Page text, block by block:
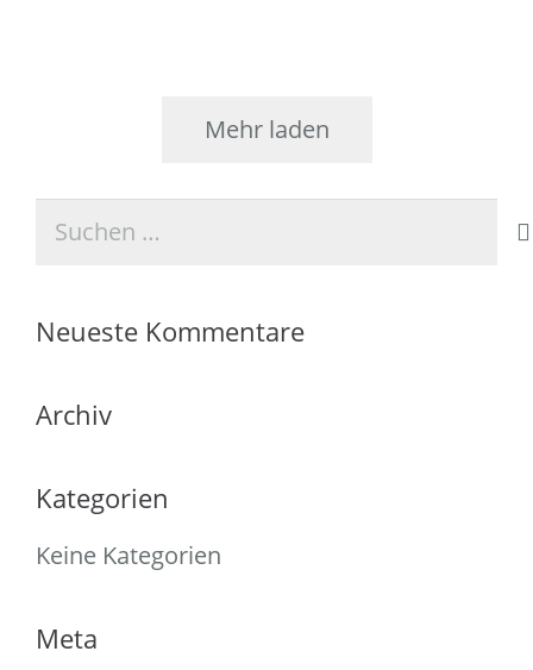
Mehr laden
nach:
Neueste Kommentare
Archiv
Kategorien
Keine Kategorien
Meta